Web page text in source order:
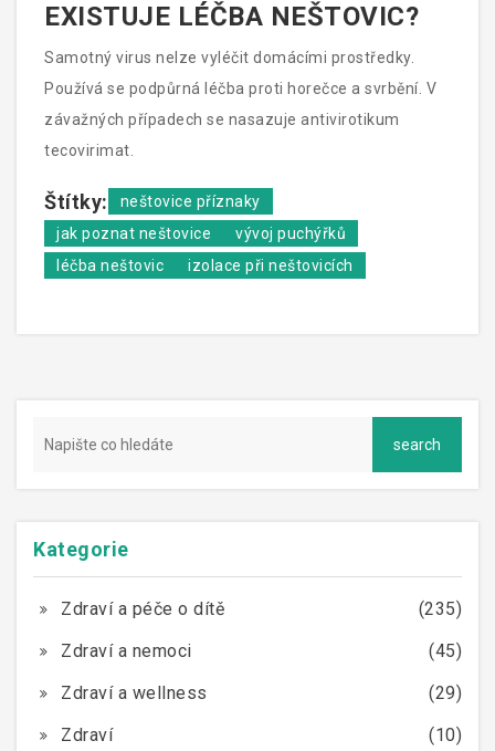
EXISTUJE LÉČBA NEŠTOVIC?
Samotný virus nelze vyléčit domácími prostředky.
Používá se podpůrná léčba proti horečce a svrbění. V
závažných případech se nasazuje antivirotikum
tecovirimat.
Štítky:
neštovice příznaky
jak poznat neštovice
vývoj puchýřků
léčba neštovic
izolace při neštovicích
Kategorie
Zdraví a péče o dítě
(235)
Zdraví a nemoci
(45)
Zdraví a wellness
(29)
Zdraví
(10)